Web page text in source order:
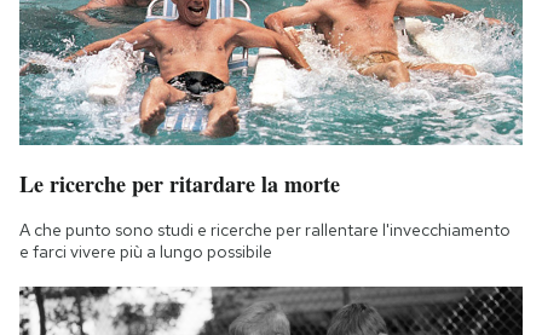
Le ricerche per ritardare la morte
A che punto sono studi e ricerche per rallentare l'invecchiamento
e farci vivere più a lungo possibile